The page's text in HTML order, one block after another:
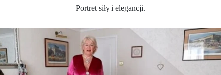
Portret siły i elegancji.